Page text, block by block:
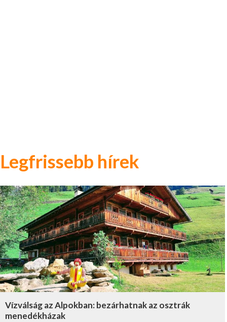
Legfrissebb hírek
Vízválság az Alpokban: bezárhatnak az osztrák
menedékházak